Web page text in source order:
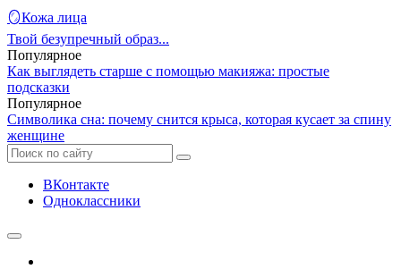
🪞Кожа лица
Твой безупречный образ...
Популярное
Как выглядеть старше с помощью макияжа: простые
подсказки
Популярное
Символика сна: почему снится крыса, которая кусает за спину
женщине
ВКонтакте
Одноклассники